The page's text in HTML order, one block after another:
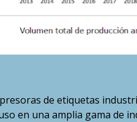
de etiquetas
en una amplia gama de